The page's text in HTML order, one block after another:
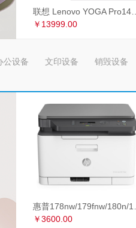
￥13999.00
公设备 文印设备 销毁设备
￥3600.00